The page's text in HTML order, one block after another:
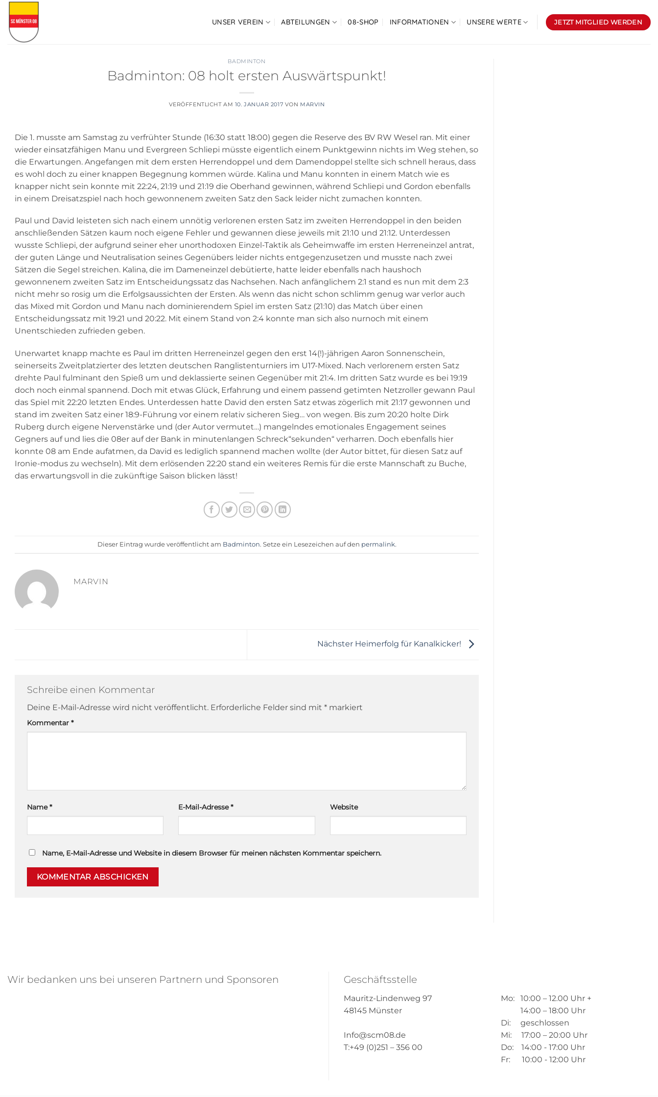
Zum
Inhalt
springen
UNSER VEREIN ABTEILUNGEN 08-SHOP INFORMATIONEN UNSERE WERTE JETZT MITGLIED WERDEN
BADMINTON
Badminton: 08 holt ersten Auswärtspunkt!
VERÖFFENTLICHT AM 10. JANUAR 2017 VON MARVIN
Die 1. musste am Samstag zu verfrühter Stunde (16:30 statt 18:00) gegen die Reserve des BV RW Wesel ran. Mit einer
wieder einsatzfähigen Manu und Evergreen Schliepi müsste eigentlich einem Punktgewinn nichts im Weg stehen, so
die Erwartungen. Angefangen mit dem ersten Herrendoppel und dem Damendoppel stellte sich schnell heraus, dass
es wohl doch zu einer knappen Begegnung kommen würde. Kalina und Manu konnten in einem Match wie es
knapper nicht sein konnte mit 22:24, 21:19 und 21:19 die Oberhand gewinnen, während Schliepi und Gordon ebenfalls
in einem Dreisatzspiel nach hoch gewonnenem zweiten Satz den Sack leider nicht zumachen konnten.
Paul und David leisteten sich nach einem unnötig verlorenen ersten Satz im zweiten Herrendoppel in den beiden
anschließenden Sätzen kaum noch eigene Fehler und gewannen diese jeweils mit 21:10 und 21:12. Unterdessen
wusste Schliepi, der aufgrund seiner eher unorthodoxen Einzel-Taktik als Geheimwaffe im ersten Herreneinzel antrat,
der guten Länge und Neutralisation seines Gegenübers leider nichts entgegenzusetzen und musste nach zwei
Sätzen die Segel streichen. Kalina, die im Dameneinzel debütierte, hatte leider ebenfalls nach haushoch
gewonnenem zweiten Satz im Entscheidungssatz das Nachsehen. Nach anfänglichem 2:1 stand es nun mit dem 2:3
nicht mehr so rosig um die Erfolgsaussichten der Ersten. Als wenn das nicht schon schlimm genug war verlor auch
das Mixed mit Gordon und Manu nach dominierendem Spiel im ersten Satz (21:10) das Match über einen
Entscheidungssatz mit 19:21 und 20:22. Mit einem Stand von 2:4 konnte man sich also nurnoch mit einem
Unentschieden zufrieden geben.
Unerwartet knapp machte es Paul im dritten Herreneinzel gegen den erst 14(!)-jährigen Aaron Sonnenschein,
seinerseits Zweitplatzierter des letzten deutschen Ranglistenturniers im U17-Mixed. Nach verlorenem ersten Satz
drehte Paul fulminant den Spieß um und deklassierte seinen Gegenüber mit 21:4. Im dritten Satz wurde es bei 19:19
doch noch einmal spannend. Doch mit etwas Glück, Erfahrung und einem passend getimten Netzroller gewann Paul
das Spiel mit 22:20 letzten Endes. Unterdessen hatte David den ersten Satz etwas zögerlich mit 21:17 gewonnen und
stand im zweiten Satz einer 18:9-Führung vor einem relativ sicheren Sieg… von wegen. Bis zum 20:20 holte Dirk
Ruberg durch eigene Nervenstärke und (der Autor vermutet…) mangelndes emotionales Engagement seines
Gegners auf und lies die 08er auf der Bank in minutenlangen Schreck“sekunden“ verharren. Doch ebenfalls hier
konnte 08 am Ende aufatmen, da David es lediglich spannend machen wollte (der Autor bittet, für diesen Satz auf
Ironie-modus zu wechseln). Mit dem erlösenden 22:20 stand ein weiteres Remis für die erste Mannschaft zu Buche,
das erwartungsvoll in die zukünftige Saison blicken lässt!
Dieser Eintrag wurde veröffentlicht am Badminton. Setze ein Lesezeichen auf den permalink.
MARVIN
Nächster Heimerfolg für Kanalkicker!
Schreibe einen Kommentar
Deine E-Mail-Adresse wird nicht veröffentlicht. Erforderliche Felder sind mit * markiert
Kommentar *
Name* E-Mail-Adresse* Website
Name, E-Mail-Adresse und Website in diesem Browser für meinen nächsten Kommentar speichern.
Wir bedanken uns bei unseren Partnern und Sponsoren Geschäftsstelle
Mauritz-Lindenweg 97
48145 Münster
Info@scm08.de
T:+49 (0)251 – 356 00
Mo: 10:00 – 12.00 Uhr +
14:00 – 18:00 Uhr
Di: geschlossen
Mi: 17:00 – 20:00 Uhr
Do: 14:00 - 17:00 Uhr
Fr: 10:00 - 12:00 Uhr